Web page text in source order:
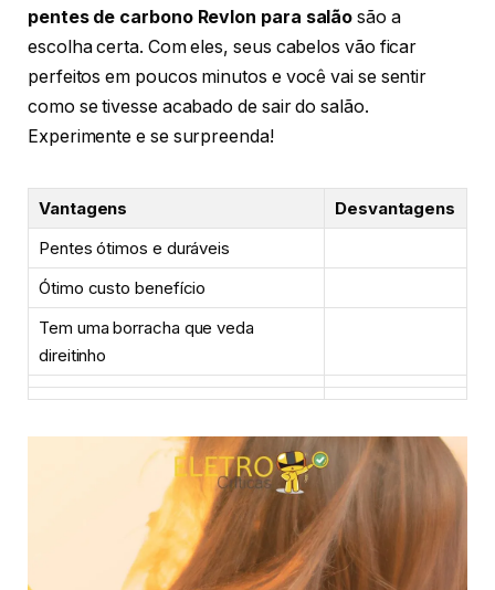
pentes de carbono Revlon para salão são a
escolha certa. Com eles, seus cabelos vão ficar
perfeitos em poucos minutos e você vai se sentir
como se tivesse acabado de sair do salão.
Experimente e se surpreenda!
Vantagens
Desvantagens
Pentes ótimos e duráveis
Ótimo custo benefício
Tem uma borracha que veda
direitinho